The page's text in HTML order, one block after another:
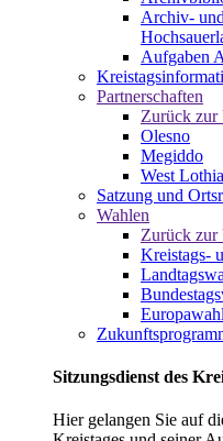
Archiv-
Aufgaben
Partnerschaften
Zurück zur
Olesno
Megiddo
West
Satzung und
Wahlen
Zurück zur
Kreistags-
Sitzungsdienst des
Hier gelangen Sie auf